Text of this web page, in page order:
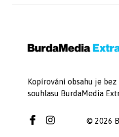
Kopírování obsahu je
souhlasu BurdaMedia
© 2026